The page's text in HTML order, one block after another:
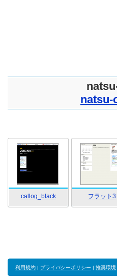
natsu-
callog_black フラット3
利用規約 | プライバシーポリシー | 推奨環境